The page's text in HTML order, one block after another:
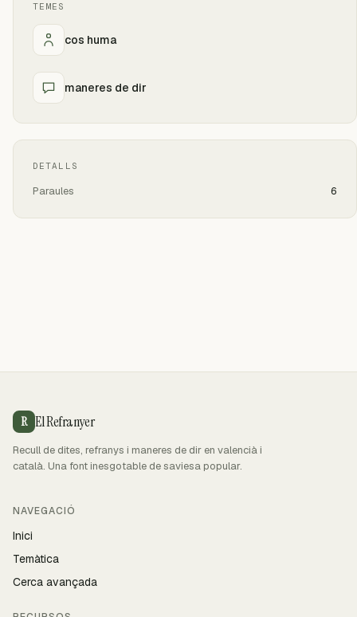
TEMES
cos huma
maneres de dir
DETALLS
Paraules 6
R El Refranyer
Recull de dites, refranys i maneres de dir en valencià i
català. Una font inesgotable de saviesa popular.
NAVEGACIÓ
Inici
Temàtica
Cerca avançada